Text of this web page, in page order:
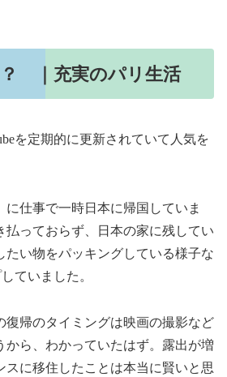
｜充実のパリ生活
を定期的に更新されていて人気を
に仕事で一時日本に帰国していま
払っておらず、日本の家に残してい
たい物をパッキングしている様子な
ていました。
復帰のタイミングは映画の撮影など
から、わかっていたはず。露出が増
スに移住したことは本当に賢いと思